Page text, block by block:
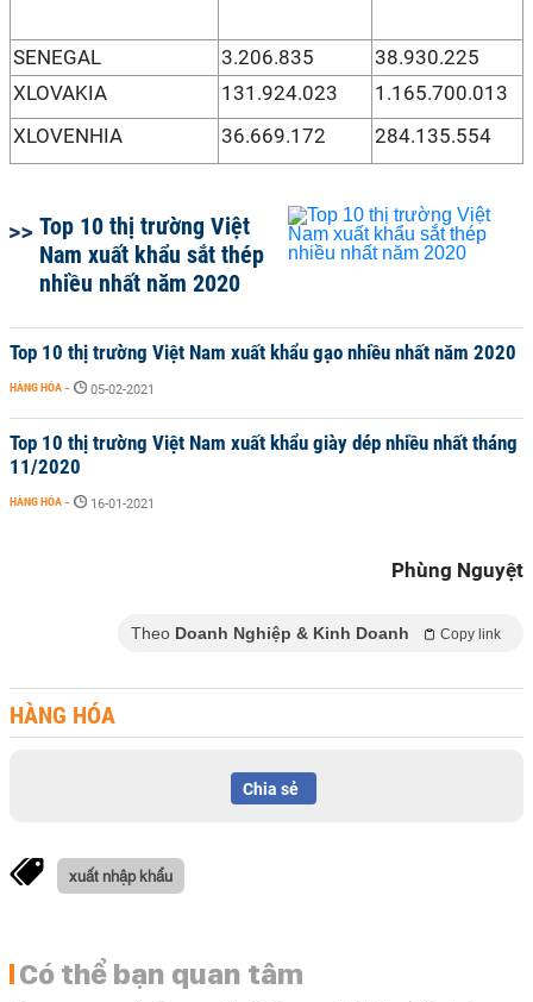
SENEGAL 3.206.835
38.930.225
XLOVAKIA
131.924.023
1.165.700.013
XLOVENHIA
36.669.172 284.135.554
Top 10 thị trường Việt
Nam xuất khẩu sắt thép
nhiều nhất năm 2020
Top 10 thị trường Việt Nam xuất khẩu gạo nhiều nhất năm 2020
HÀNG HÓA - 05-02-2021
Top 10 thị trường Việt Nam xuất khẩu giày dép nhiều nhất tháng
11/2020
HÀNG HÓA - 16-01-2021
Phùng Nguyệt
Theo Doanh Nghiệp & Kinh Doanh Copy link
HÀNG HÓA
Chia sẻ
xuất nhập khẩu
Có thể bạn quan tâm